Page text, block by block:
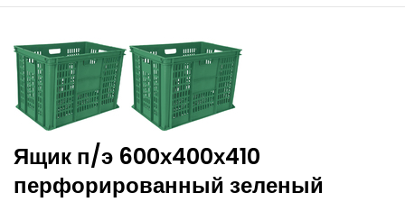
Ящик п/э 600х400х410
перфорированный зеленый